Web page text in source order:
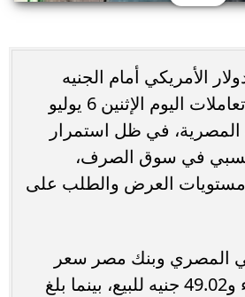
الأمريكي أمام الجنيه
المصري مع بداية تعاملات اليوم الإثنين 6 يوليو
المصرية، في ظل استمرار
في سوق الصرف،
مستويات العرض والطلب على
المصري وبنك مصر سعر
48.92 جنيه للشراء و49.02 جنيه للبيع، بينما بلغ